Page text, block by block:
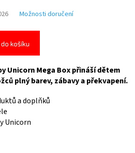
Možnosti doručení
košíku
Unicorn Mega Box přináší dětem
plný barev, zábavy a překvapení.
a doplňků
Unicorn